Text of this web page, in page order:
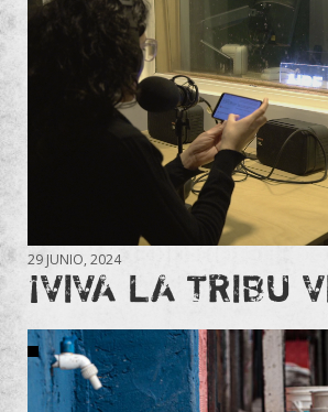
29 JUNIO, 2024
¡VIVA LA TRIBU